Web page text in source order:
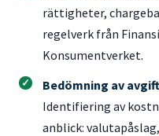
rättigheter,
regelverk från
Konsumentverket.
Bedömning av
Identifiering av
anblick: